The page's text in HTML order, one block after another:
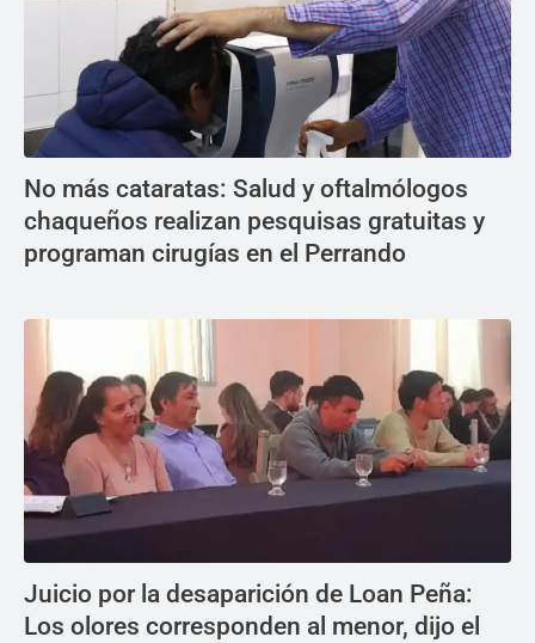
No más cataratas: Salud y oftalmólogos
chaqueños realizan pesquisas gratuitas y
programan cirugías en el Perrando
Juicio por la desaparición de Loan Peña:
Los olores corresponden al menor, dijo el